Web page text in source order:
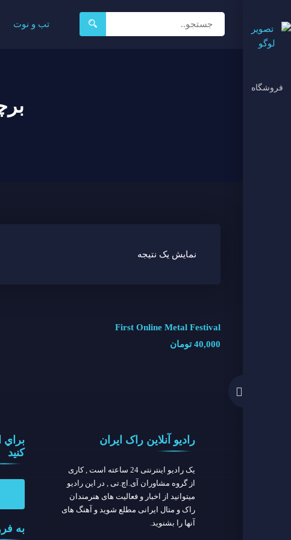
فروشگاه
برای:
تب و نوت
نمایش یک نتیجه
First Online Metal Festival
40,000 تومان
رادیو آنلاین راک ایران
یک رادیو اینترنتی 24 ساعته است , کاری
از گروه مشاوران آی.اچ.تی , در این رادیو
میتوانید از اخبار و فعالیت های هنرمندان
راک و متال ایرانی مطلع شوید و آهنگ های
آنها را بشنوید.
براي
كنيد
به